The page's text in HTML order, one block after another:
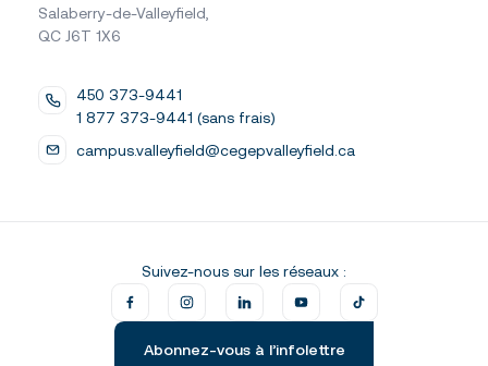
Salaberry-de-Valleyfield,
QC J6T 1X6
450 373-9441
1 877 373-9441 (sans frais)
campus.valleyfield@cegepvalleyfield.ca
Suivez-nous sur les réseaux :
Abonnez-vous à l’infolettre